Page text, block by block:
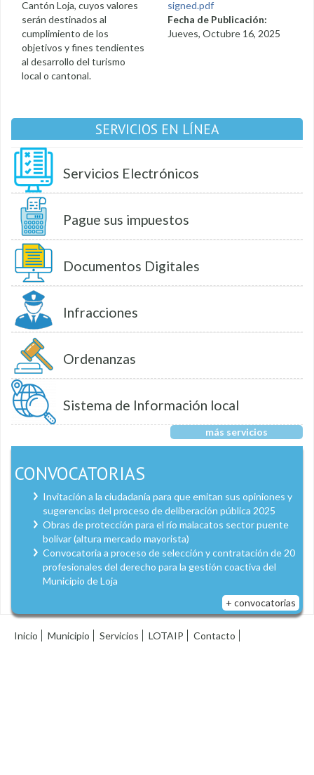
Cantón Loja, cuyos valores
serán destinados al
cumplimiento de los
objetivos y fines tendientes
al desarrollo del turismo
local o cantonal.
signed.pdf
Fecha de Publicación:
Jueves, Octubre 16, 2025
SERVICIOS EN LÍNEA
Servicios Electrónicos
Pague sus impuestos
Documentos Digitales
Infracciones
Ordenanzas
Sistema de Información local
más servicios
CONVOCATORIAS
Invitación a la ciudadanía para que emitan sus opiniones y
sugerencias del proceso de deliberación pública 2025
Obras de protección para el río malacatos sector puente
bolívar (altura mercado mayorista)
Convocatoria a proceso de selección y contratación de 20
profesionales del derecho para la gestión coactiva del
Municipio de Loja
+ convocatorias
Inicio Municipio Servicios LOTAIP Contacto